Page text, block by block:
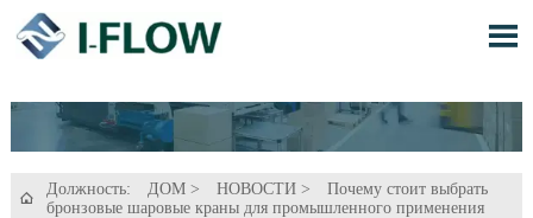


Должность: ДОМ> НОВОСТИ>
Почему стоит выбрать
бронзовые шаровые краны для промышленного применения